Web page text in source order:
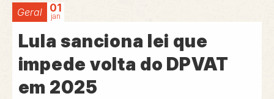
Geral 01
jan
Lula sanciona lei que
impede volta do DPVAT
em 2025